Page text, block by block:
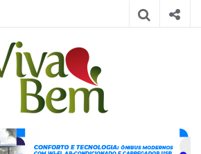
Canal Viva